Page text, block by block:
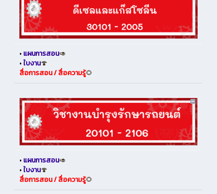
• แผนการสอน🥑
•ใบงาน🍄
สื่อการสอน / สื่อความรู้🌻
• แผนการสอน🥑
•ใบงาน🍄
สื่อการสอน / สื่อความรู้🌻